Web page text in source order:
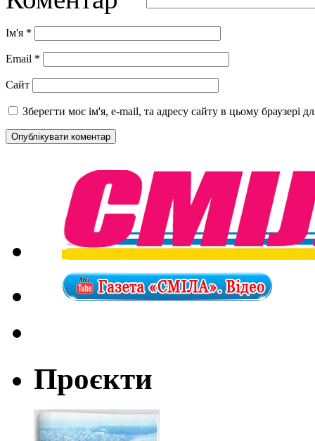
Ім'я *
Email *
Сайт
Зберегти моє ім'я, e-mail, та адресу сайту в цьому браузері
Проєкти